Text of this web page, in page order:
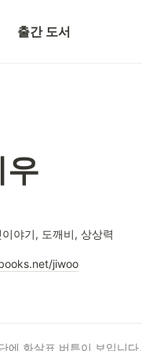
출간 도서
우
야기, 도깨비, 상상력
jiwoo